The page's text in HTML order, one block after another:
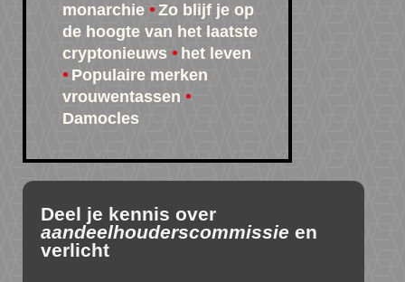
monarchie
Zo blijf je op
de hoogte van het laatste
cryptonieuws
het leven
Populaire merken
vrouwentassen
Damocles
Deel je kennis over
aandeelhouderscommissie en
verlicht